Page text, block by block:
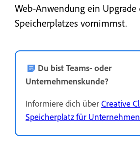
Web-Anwendung ein Upgrade
Speicherplatzes vornimmst.
Du bist Teams- oder
Unternehmenskunde?
Informiere dich überCreative
Speicherplatz für Unternehmen